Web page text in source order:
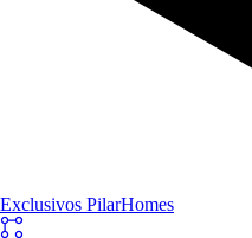
Exclusivos PilarHomes